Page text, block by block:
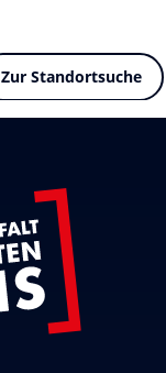
Zur Standortsuche